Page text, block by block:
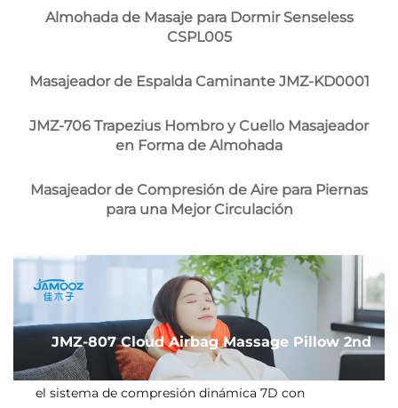
Almohada de Masaje para Dormir Senseless
CSPL005
Masajeador de Espalda Caminante JMZ-KD0001
JMZ-706 Trapezius Hombro y Cuello Masajeador
en Forma de Almohada
Masajeador de Compresión de Aire para Piernas
para una Mejor Circulación
el sistema de compresión dinámica 7D con
JMZ-807 Cloud Airbag Massage Pillow 2nd